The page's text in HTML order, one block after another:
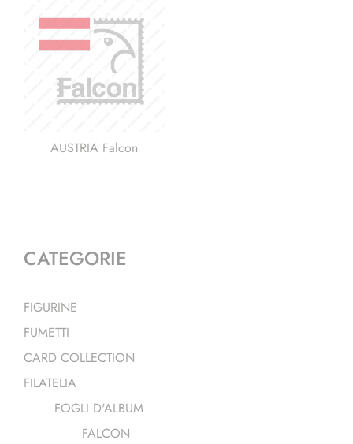
LINEA COLLEZIONISMO
FIERE
CONTATTI
AUSTRIA Falcon
CATEGORIE
FIGURINE
FUMETTI
CARD COLLECTION
FILATELIA
FOGLI D'ALBUM
FALCON